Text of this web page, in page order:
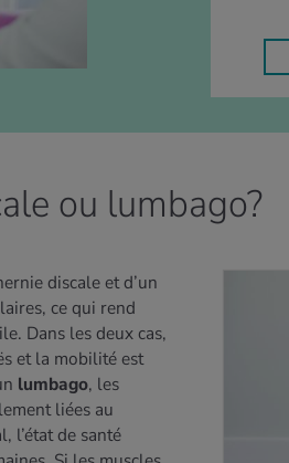
ou lumbago?
discale et d’un
ce qui rend
Dans les deux cas,
et la mobilité est
lumbago, les
liées au
l’état de santé